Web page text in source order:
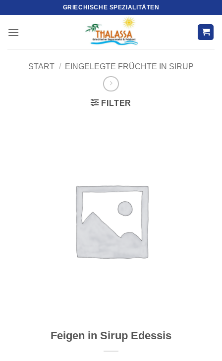
springen
GRIECHISCHE SPEZIALITÄTEN
START / EINGELEGTE FRÜCHTE IN SIRUP
FILTER
Feigen in Sirup Edessis